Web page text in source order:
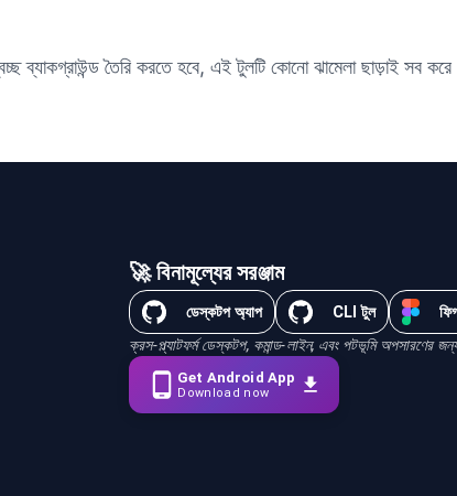
ব্যাকগ্রাউন্ড তৈরি করতে হবে, এই টুলটি কোনো ঝামেলা ছাড়াই সব
🚀 বিনামূল্যের সরঞ্জাম
ডেস্কটপ অ্যাপ CLI টুল
ক্রস-প্ল্যাটফর্ম ডেস্কটপ, কমান্ড-লাইন, এবং পটভূমি অপসারণের
Get Android App
Download now